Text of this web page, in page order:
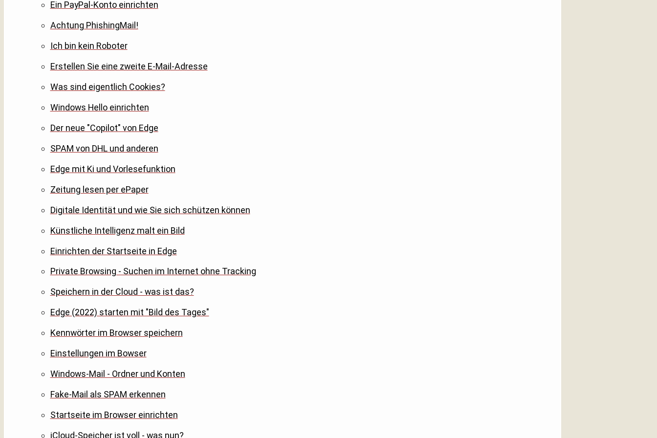
Ein PayPal-Konto einrichten
Achtung PhishingMail!
Ich bin kein Roboter
Erstellen Sie eine zweite E-Mail-Adresse
Was sind eigentlich Cookies?
Windows Hello einrichten
Der neue "Copilot" von Edge
SPAM von DHL und anderen
Edge mit Ki und Vorlesefunktion
Zeitung lesen per ePaper
Digitale Identität und wie Sie sich schützen können
Künstliche Intelligenz malt ein Bild
Einrichten der Startseite in Edge
Private Browsing - Suchen im Internet ohne Tracking
Speichern in der Cloud - was ist das?
Edge (2022) starten mit "Bild des Tages"
Kennwörter im Browser speichern
Einstellungen im Bowser
Windows-Mail - Ordner und Konten
Fake-Mail als SPAM erkennen
Startseite im Browser einrichten
iCloud-Speicher ist voll - was nun?